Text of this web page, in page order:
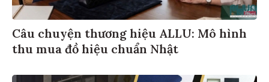
Câu chuyện thương hiệu ALLU: Mô hình
thu mua đồ hiệu chuẩn Nhật